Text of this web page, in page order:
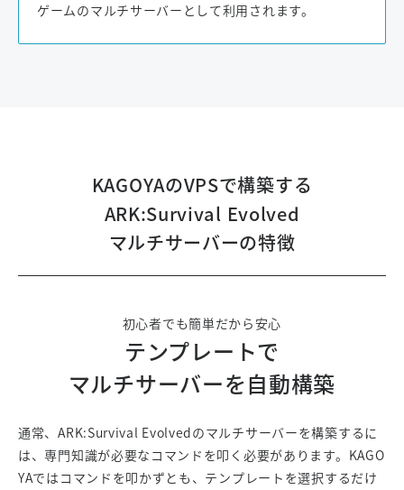
ゲームのマルチサーバーとして利用されます。
KAGOYAのVPSで構築する
ARK:Survival Evolved
マルチサーバーの特徴
初心者でも簡単だから安心
テンプレートで
マルチサーバーを自動構築
通常、ARK:Survival Evolvedのマルチサーバーを構築するに
は、専門知識が必要なコマンドを叩く必要があります。KAGO
YAではコマンドを叩かずとも、テンプレートを選択するだけ